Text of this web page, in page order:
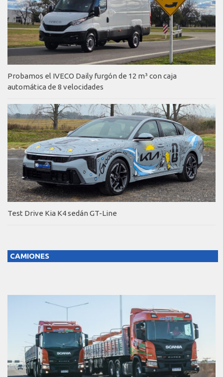
Probamos el IVECO Daily furgón de 12 m³ con caja
automática de 8 velocidades
Test Drive Kia K4 sedán GT-Line
CAMIONES